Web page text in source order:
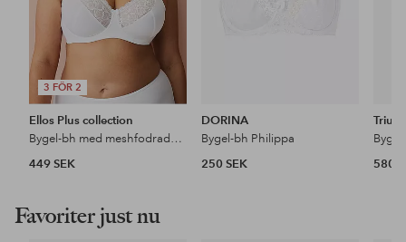
3 FÖR 2
Ellos Plus collection
Bygel-bh med meshfodrade kupor
449 SEK
DORINA
Bygel-bh Philippa
250 SEK
580
Favoriter just nu